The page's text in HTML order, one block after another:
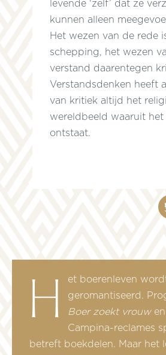
levende ‘zelf’ dat ze
kunnen alleen
Het wezen van de rede
schepping, het wezen
verstand daarentegen
Verstandsdenken heeft
van kritiek altijd het
wereldbeeld waaruit het
ontstaat.
Het boerenleven wordt vaak
geromantiseerd.
Boer zoekt vrouwen
Campina-reclames
betreft boekdelen. Maar het